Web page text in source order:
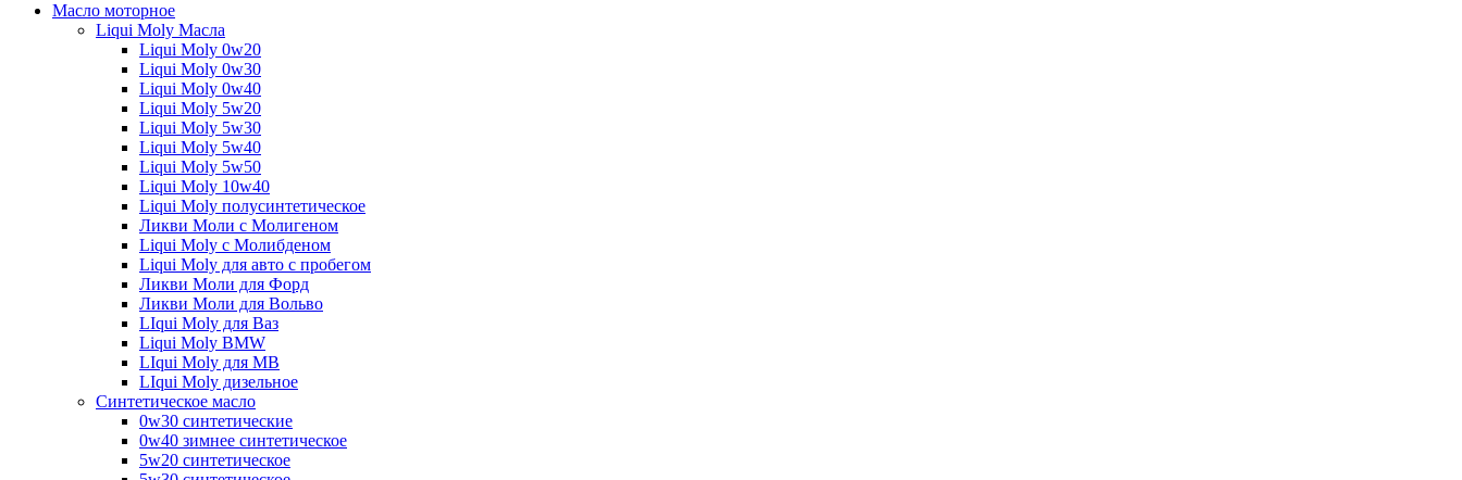
Масло моторное
Liqui Moly Масла
Liqui Moly 0w20
Liqui Moly 0w30
Liqui Moly 0w40
Liqui Moly 5w20
Liqui Moly 5w30
Liqui Moly 5w40
Liqui Moly 5w50
Liqui Moly 10w40
Liqui Moly полусинтетическое
Ликви Моли с Молигеном
Liqui Moly с Молибденом
Liqui Moly для авто с пробегом
Ликви Моли для Форд
Ликви Моли для Вольво
LIqui Moly для Ваз
Liqui Moly BMW
LIqui Moly для MB
LIqui Moly дизельное
Синтетическое масло
0w30 синтетические
0w40 зимнее синтетическое
5w20 синтетическое